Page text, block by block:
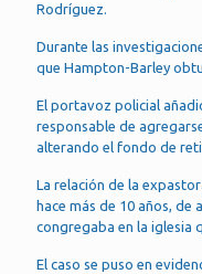
Rodríguez.
Durante las
que Hampton-Barley
El portavoz policial
responsable de
alterando el fondo de
La relación de la
hace más de 10 años, de
congregaba en la iglesia
El caso se puso en